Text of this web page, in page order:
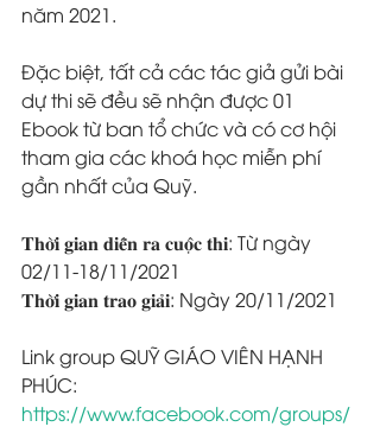
năm 2021.
Đặc biệt, tất cả các tác giả gửi bài
dự thi sẽ đều sẽ nhận được 01
Ebook từ ban tổ chức và có cơ hội
tham gia các khoá học miễn phí
gần nhất của Quỹ.
𝐓𝐡𝐨̛̀𝐢 𝐠𝐢𝐚𝐧 𝐝𝐢𝐞̂̃𝐧 𝐫𝐚 𝐜𝐮𝐨̣̂𝐜 𝐭𝐡𝐢: Từ ngày
02/11-18/11/2021
𝐓𝐡𝐨̛̀𝐢 𝐠𝐢𝐚𝐧 𝐭𝐫𝐚𝐨 𝐠𝐢𝐚̉𝐢: Ngày 20/11/2021
Link group QUỸ GIÁO VIÊN HẠNH
PHÚC:
https://www.facebook.com/groups/